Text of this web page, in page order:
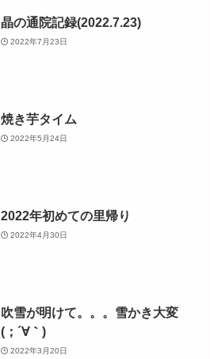
晶の通院記録(2022.7.23)
2022年7月23日
焼き芋タイム
2022年5月24日
2022年初めての里帰り
2022年4月30日
吹雪が明けて。。。雪かき大変
(；´∀｀)
2022年3月20日